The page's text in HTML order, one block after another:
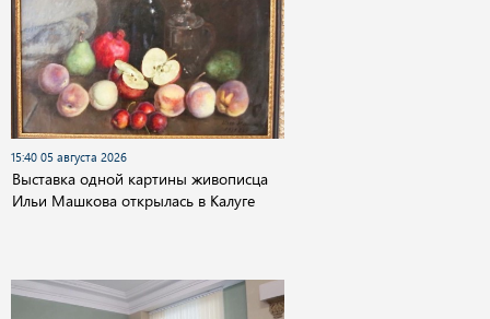
15:40 05 августа 2026
Выставка одной картины живописца
Ильи Машкова открылась в Калуге